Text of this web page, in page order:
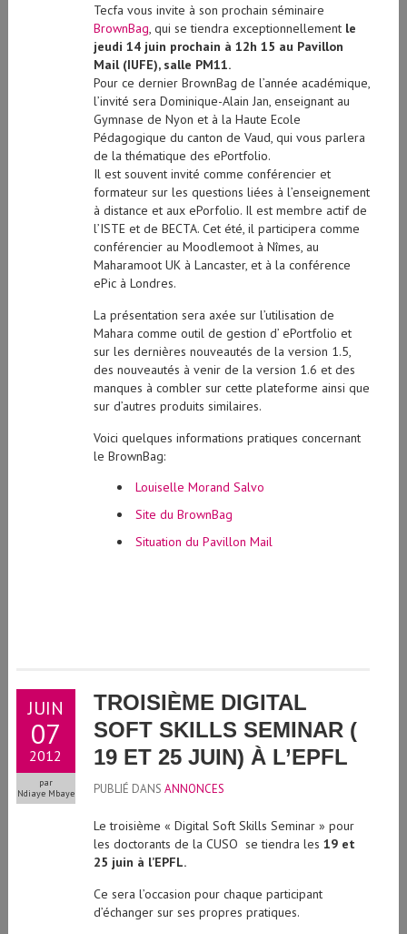
Tecfa vous invite à son prochain séminaire
BrownBag , qui se tiendra exceptionnellement le
jeudi 14 juin prochain à 12h 15 au Pavillon
Mail (IUFE), salle PM11.
Pour ce dernier BrownBag de l’année académique,
l’invité sera Dominique-Alain Jan, enseignant au
Gymnase de Nyon et à la Haute Ecole
Pédagogique du canton de Vaud, qui vous parlera
de la thématique des ePortfolio.
Il est souvent invité comme conférencier et
formateur sur les questions liées à l’enseignement
à distance et aux ePorfolio. Il est membre actif de
l’ISTE et de BECTA. Cet été, il participera comme
conférencier au Moodlemoot à Nîmes, au
Maharamoot UK à Lancaster, et à la conférence
ePic à Londres.
La présentation sera axée sur l’utilisation de
Mahara comme outil de gestion d’ ePortfolio et
sur les dernières nouveautés de la version 1.5,
des nouveautés à venir de la version 1.6 et des
manques à combler sur cette plateforme ainsi que
sur d’autres produits similaires.
Voici quelques informations pratiques concernant
le BrownBag:
Louiselle Morand Salvo
Site du BrownBag
Situation du Pavillon Mail
JUIN
07
2012
par
Ndiaye Mbaye
TROISIÈME DIGITAL
SOFT SKILLS SEMINAR (
19 ET 25 JUIN) À L’EPFL
PUBLIÉ DANS ANNONCES
Le troisième « Digital Soft Skills Seminar » pour
les doctorants de la CUSO se tiendra les 19 et
25 juin à l’EPFL.
Ce sera l’occasion pour chaque participant
d’échanger sur ses propres pratiques.